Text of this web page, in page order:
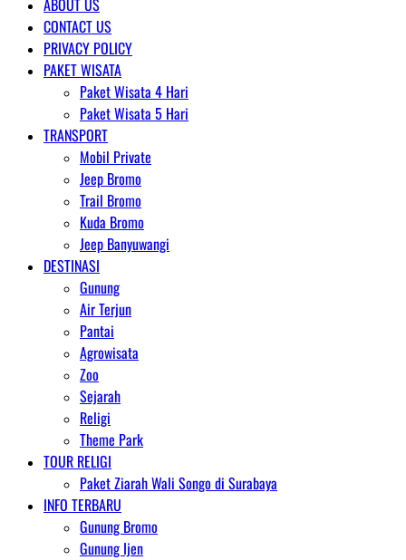
ABOUT US
CONTACT US
PRIVACY POLICY
PAKET WISATA
Paket Wisata 4 Hari
Paket Wisata 5 Hari
TRANSPORT
Mobil Private
Jeep Bromo
Trail Bromo
Kuda Bromo
Jeep Banyuwangi
DESTINASI
Gunung
Air Terjun
Pantai
Agrowisata
Zoo
Sejarah
Religi
Theme Park
TOUR RELIGI
Paket Ziarah Wali Songo di Surabaya
INFO TERBARU
Gunung Bromo
Gunung Ijen